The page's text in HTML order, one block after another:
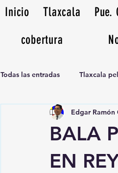
Inicio Tlaxcala Pue.
cobertura
Todas las entradas Tlaxcala
Noticias Musicales radio
BALA
EN
Edgar Ramón